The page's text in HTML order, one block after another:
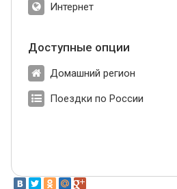
Интернет
Доступные опции
Домашний регион
Поездки по России